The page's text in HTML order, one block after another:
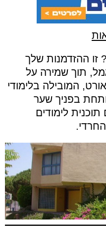
זו ההזדמנות שלך
תוך שמירה על
המובילה בלימודי
בפניך שער
לימודים